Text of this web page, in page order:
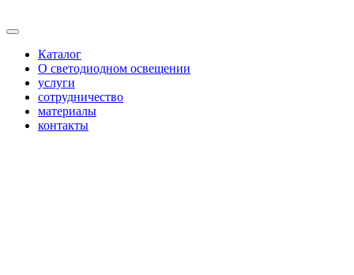
Каталог
О светодиодном освещении
услуги
сотрудничество
материалы
контакты